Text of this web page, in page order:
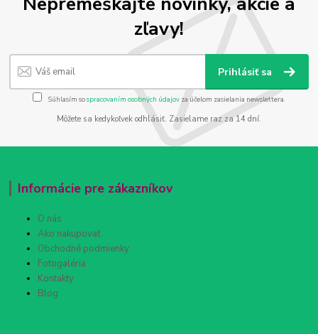
zľavy!
Prihlásiť sa
Súhlasím sospracovaním osobných údajov za účelom zasielania newslettera.
Môžete sa kedykoľvek odhlásiť. Zasielame raz za 14 dní.
Informácie pre zákazníkov
O nás
Ako nakupovať
Obchodné podmienky
Fotogaléria
Kontakty
Blog